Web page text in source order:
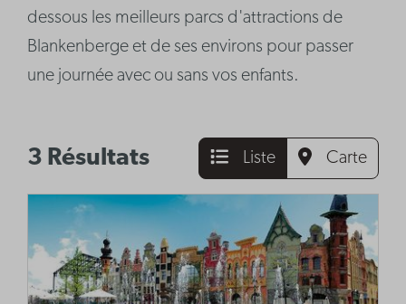
dessous les meilleurs parcs d'attractions de
Blankenberge et de ses environs pour passer
une journée avec ou sans vos enfants.
3 Résultats Liste Carte